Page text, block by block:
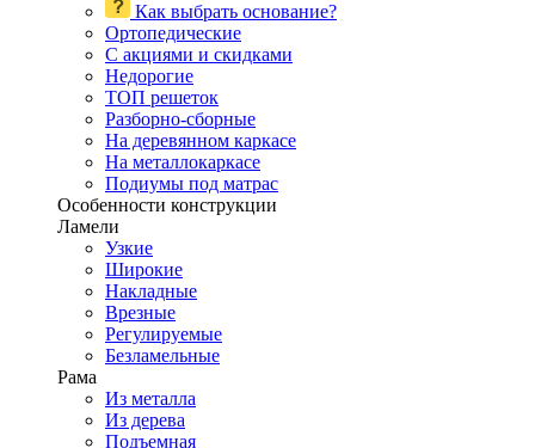
Как выбрать основание?
Ортопедические
С акциями и скидками
Недорогие
ТОП решеток
Разборно-сборные
На деревянном каркасе
На металлокаркасе
Подиумы под матрас
Особенности конструкции
Ламели
Узкие
Широкие
Накладные
Врезные
Регулируемые
Безламельные
Рама
Из металла
Из дерева
Подъемная